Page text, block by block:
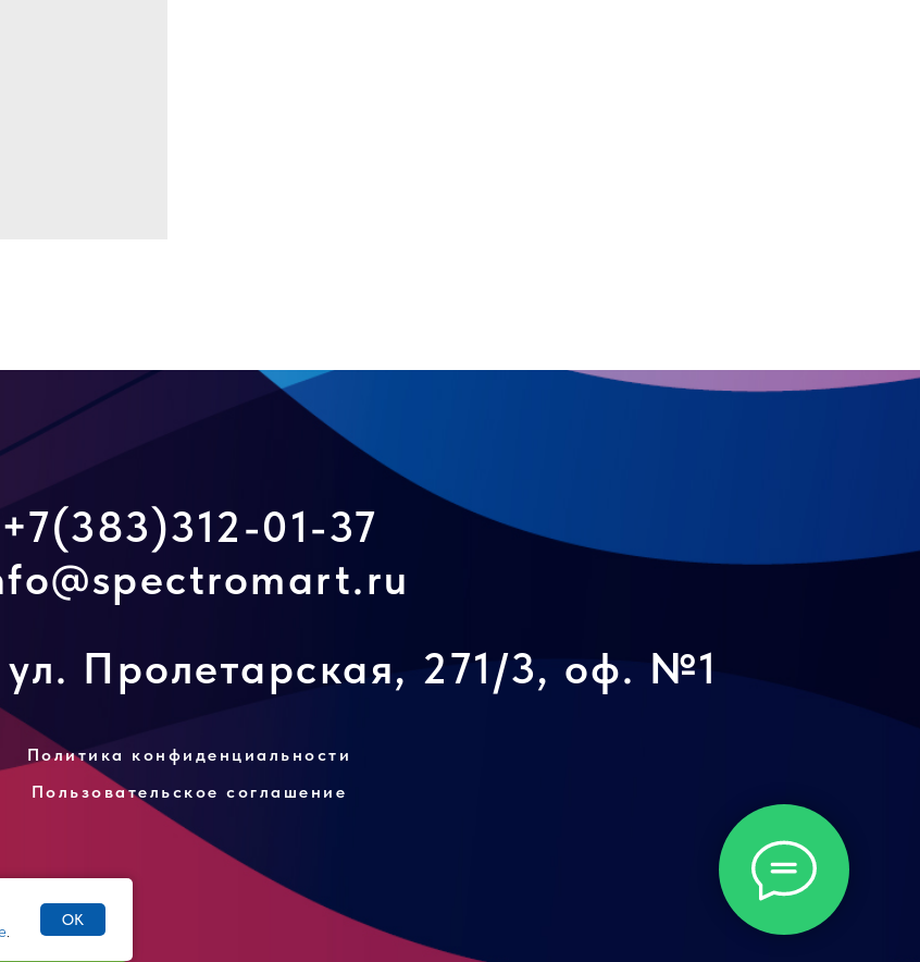
+7(383)312-01-37
Пролетарская, 271/3, оф. №1
Политика конфиденциальности
Пользовательское соглашение
.
OK